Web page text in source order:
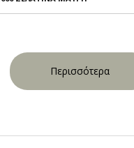
Περισσότερα